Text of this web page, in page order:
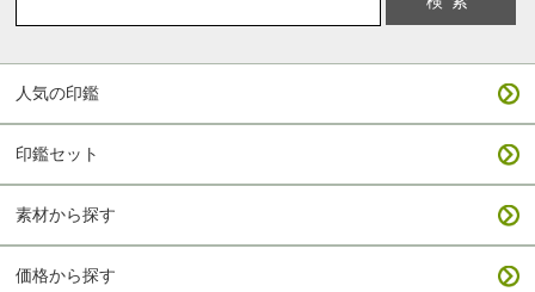
人気の印鑑
印鑑セット
素材から探す
価格から探す